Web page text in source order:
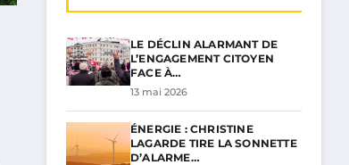
LE DÉCLIN ALARMANT DE
L’ENGAGEMENT CITOYEN
FACE À…
13 mai 2026
ÉNERGIE : CHRISTINE
LAGARDE TIRE LA SONNETTE
D’ALARME…